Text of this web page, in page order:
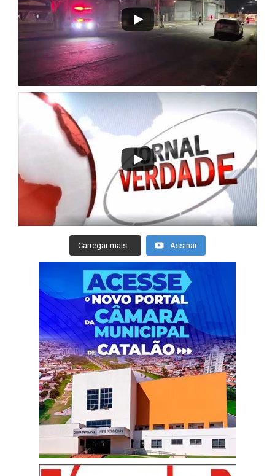
Carregar mais... Assinar